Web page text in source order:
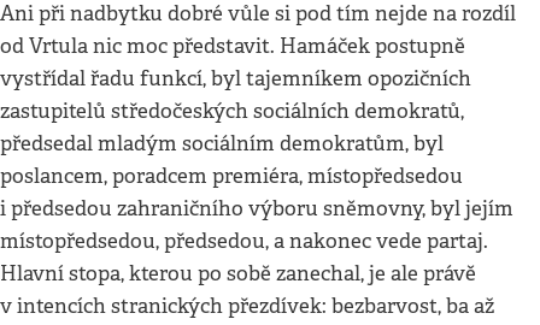
Ani při nadbytku dobré vůle si pod tím nejde na rozdíl
od Vrtula nic moc představit. Hamáček postupně
vystřídal řadu funkcí, byl tajemníkem opozičních
zastupitelů středočeských sociálních demokratů,
předsedal mladým sociálním demokratům, byl
poslancem, poradcem premiéra, místopředsedou
i předsedou zahraničního výboru sněmovny, byl jejím
místopředsedou, předsedou, a nakonec vede partaj.
Hlavní stopa, kterou po sobě zanechal, je ale právě
v intencích stranických přezdívek: bezbarvost, ba až